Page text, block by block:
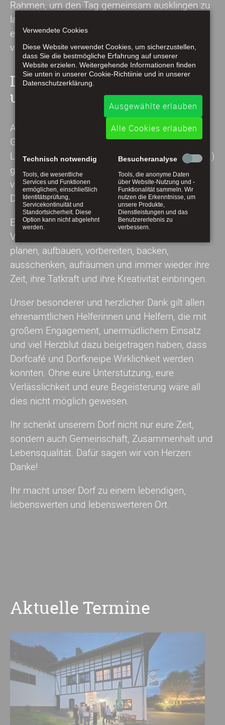
Rahmen, um den Tag gemeinsam ausklingen zu
lassen, Neuigkeiten auszutauschen oder einfach
einen schönen Abend in geselliger Runde zu
verbringen.
Danke an die Macherinnen
und Macher
Am 15. Januar 2025 wurde bei der
Gründungsveranstaltung der Dorfverein ins
Leben gerufen und als eingetragener Verein (e.V.)
gegründet. Damit entstand die Grundlage für
viele gemeinsame Ideen und Projekte, die unser
Dorf bereichern.
Ein solches Vorhaben lebt von Menschen, die
Verantwortung übernehmen, organisieren,
planen, aufbauen, vorbereiten, backen,
ausschenken, aufräumen und immer wieder ihre
Zeit, ihre Tatkraft und ihre Kreativität einbringen.
Unser besonderer und herzlicher Dank gilt allen
ehrenamtlichen Helferinnen und Helfern, die mit
großem Engagement, unermüdlichem Einsatz
und viel Herzblut dazu beigetragen haben, dass
Dorfcafé und Dorfkneipe Wirklichkeit werden
konnten. Ohne eure Unterstützung, eure
Verlässlichkeit und eure Begeisterung wäre all
dies nicht möglich gewesen.
Ihr schenkt unserem Dorf nicht nur eure Zeit,
sondern auch Gemeinschaft, Zusammenhalt und
Lebensqualität. Dafür sagen wir von Herzen:
Danke!
Ihr macht unser Dorf zu einem lebendigen,
liebenswerten und lebenswerteren Ort.
Aktuelle Termine
Verwendete Cookies
Diese Website verwendet Cookies, um sicherzustellen,
dass Sie die bestmögliche Erfahrung auf unserer
Website erzielen. Weitergehende Informationen finden
Sie unten in unserer Cookie-Richtiinie und in unserer
Datenschutzerklärung.
Ausgewählte erlauben
Alle Cookies erlauben
Technisch notwendig
Tools, die wesentliche
Services und Funktionen
ermöglichen, einschließlich
Identitätsprüfung,
Servicekontinuität und
Standortsicherheit. Diese
Option kann nicht abgelehnt
werden.
Besucheranalyse
Tools, die anonyme Daten
über Website-Nutzung und -
Funktionalität sammeln. Wir
nutzen die Erkenntnisse, um
unsere Produkte,
Dienstleistungen und das
Benutzererlebnis zu
verbessern.